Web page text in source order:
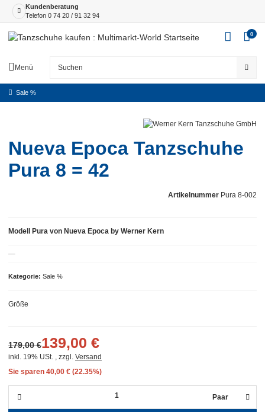
Kundenberatung
Telefon 0 74 20 / 91 32 94
Menü
0
Sale %
Nueva Epoca Tanzschuhe
Pura 8 = 42
Artikelnummer Pura 8-002
Kategorie Sale %
Modell Pura von Nueva Epoca by Werner Kern
Größe
139,00 €
179,00 €
inkl. 19% USt. , zzgl. Versand
Sie sparen 40,00 € (22.35%)
Paar